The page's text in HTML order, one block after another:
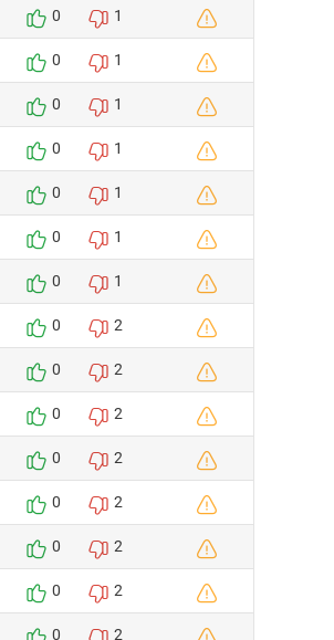
0 1
0 1
0 1
0 1
0 1
0 1
0 1
0 2
0 2
0 2
0 2
0 2
0 2
0 2
0 2